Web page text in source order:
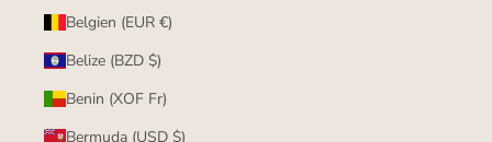
Belgien (EUR €)
Belize (BZD $)
Benin (XOF Fr)
Bermuda (USD $)